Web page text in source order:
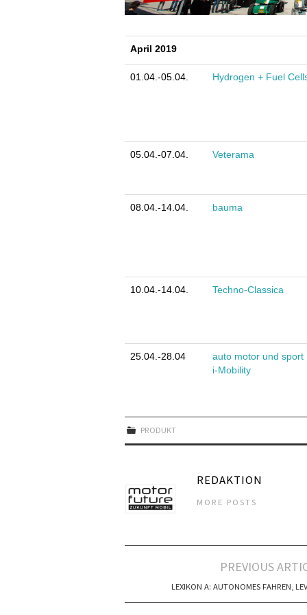
April 2019
01.04.-05.04. Hydrogen + Fuel
05.04.-07.04. Veterama
08.04.-14.04. bauma
10.04.-14.04. Techno-Classica
25.04.-28.04
auto motor und sport
i-Mobility
PRODUKT
REDAKTION
MORE POSTS
Navigation
PREVIOUS
LEXIKON A: AUTONOMES FAHREN,